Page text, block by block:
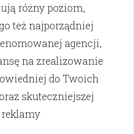
różny poziom,
też najporządniej
agencji,
na zrealizowanie
do Twoich
skuteczniejszej
reklamy